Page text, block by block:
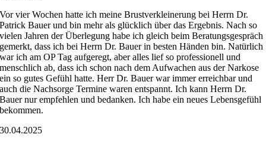
Vor vier Wochen hatte ich meine Brustverkleinerung bei Herrn Dr.
Patrick Bauer und bin mehr als glücklich über das Ergebnis. Nach so
vielen Jahren der Überlegung habe ich gleich beim Beratungsgespräch
gemerkt, dass ich bei Herrn Dr. Bauer in besten Händen bin. Natürlich
war ich am OP Tag aufgeregt, aber alles lief so professionell und
menschlich ab, dass ich schon nach dem Aufwachen aus der Narkose
ein so gutes Gefühl hatte. Herr Dr. Bauer war immer erreichbar und
auch die Nachsorge Termine waren entspannt. Ich kann Herrn Dr.
Bauer nur empfehlen und bedanken. Ich habe ein neues Lebensgefühl
bekommen.
30.04.2025